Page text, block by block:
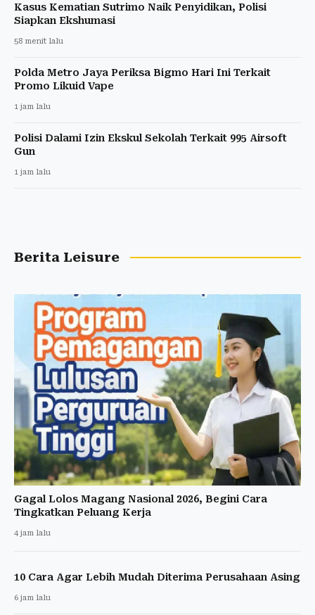
Kasus Kematian Sutrimo Naik Penyidikan, Polisi
Siapkan Ekshumasi
58 menit lalu
Polda Metro Jaya Periksa Bigmo Hari Ini Terkait
Promo Likuid Vape
1 jam lalu
Polisi Dalami Izin Ekskul Sekolah Terkait 995 Airsoft
Gun
1 jam lalu
Berita Leisure
Gagal Lolos Magang Nasional 2026, Begini Cara
Tingkatkan Peluang Kerja
4 jam lalu
10 Cara Agar Lebih Mudah Diterima Perusahaan Asing
6 jam lalu